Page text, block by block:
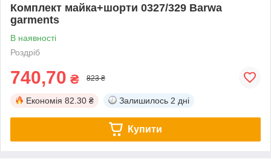
Комплект майка+шорти 0327/329 Barwa
garments
В наявності
Роздріб
740,70 ₴ 823 ₴
Економія 82.30 ₴ Залишилось 2 дні
Купити